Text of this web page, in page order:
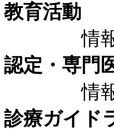
教育活動
情報
認定・専門
情報
診療ガイド